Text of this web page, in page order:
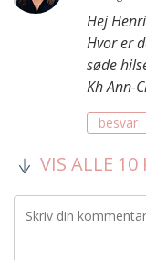
Hej
Hvor er
søde
Kh Ann-
besvar
VIS ALLE 10